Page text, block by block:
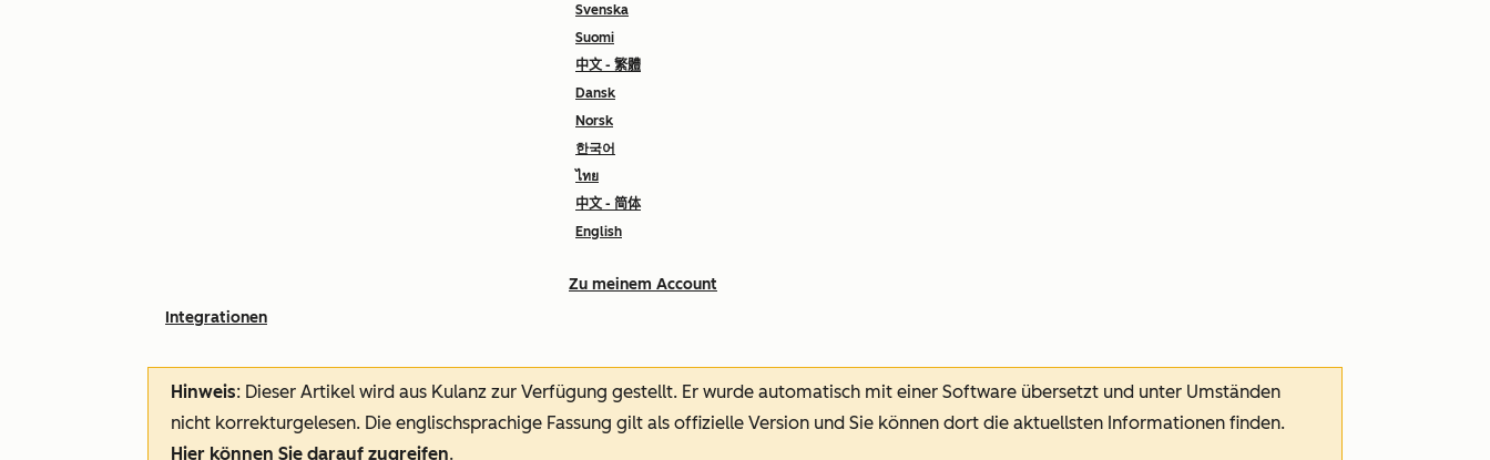
Svenska
Suomi
中文 - 繁體
Dansk
Norsk
한국어
ไทย
中文 - 简体
English
Zu meinem Account
Integrationen
Hinweis: Dieser Artikel wird aus Kulanz zur Verfügung gestellt. Er wurde automatisch mit einer Software übersetzt und unter Umständen
nicht korrekturgelesen. Die englischsprachige Fassung gilt als offizielle Version und Sie können dort die aktuellsten Informationen finden.
Hier können Sie darauf zugreifen.